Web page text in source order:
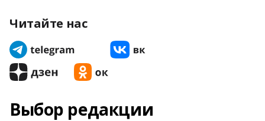
Читайте нас
Выбор редакции